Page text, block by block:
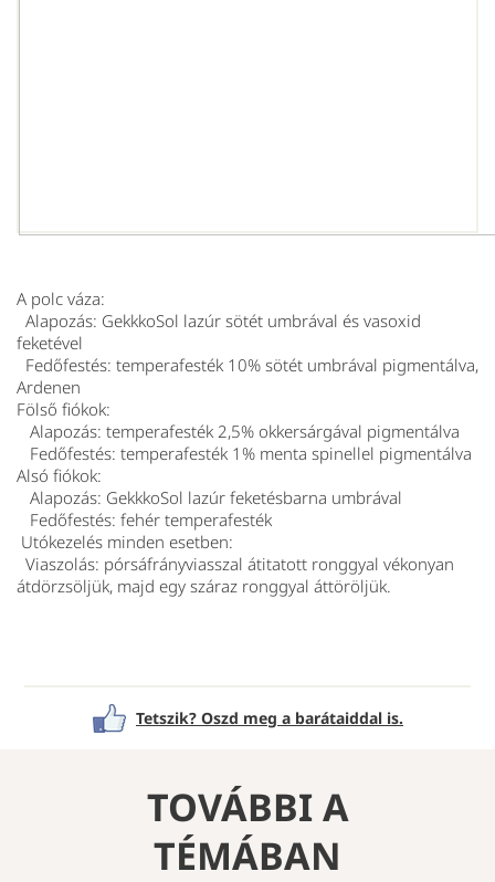
A polc váza:
Alapozás: GekkkoSol lazúr sötét umbrával és vasoxid
feketével
Fedőfestés: temperafesték 10% sötét umbrával pigmentálva,
Ardenen
Fölső fiókok:
Alapozás: temperafesték 2,5% okkersárgával pigmentálva
Fedőfestés: temperafesték 1% menta spinellel pigmentálva
Alsó fiókok:
Alapozás: GekkkoSol lazúr feketésbarna umbrával
Fedőfestés: fehér temperafesték
Utókezelés minden esetben:
Viaszolás: pórsáfrányviasszal átitatott ronggyal vékonyan
átdörzsöljük, majd egy száraz ronggyal áttöröljük.
Tetszik? Oszd meg a barátaiddal is.
TOVÁBBI A
TÉMÁBAN